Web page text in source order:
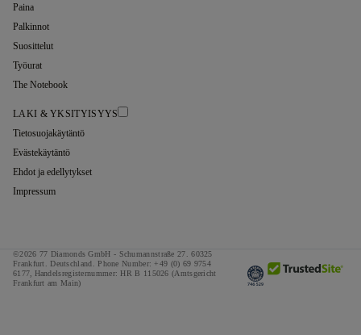
Paina
Palkinnot
Suosittelut
Työurat
The Notebook
LAKI & YKSITYISYYS
Tietosuojakäytäntö
Evästekäytäntö
Ehdot ja edellytykset
Impressum
©2026 77 Diamonds GmbH - Schumannstraße 27. 60325
Frankfurt. Deutschland. Phone Number: +49 (0) 69 9754
6177, Handelsregisternummer: HR B 115026 (Amtsgericht
Frankfurt am Main)